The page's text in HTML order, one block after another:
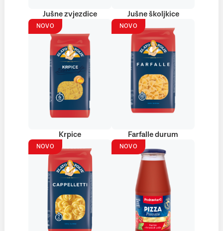
Jušne zvjezdice Jušne školjkice
NOVO
Krpice
NOVO
Farfalle durum
NOVO NOVO